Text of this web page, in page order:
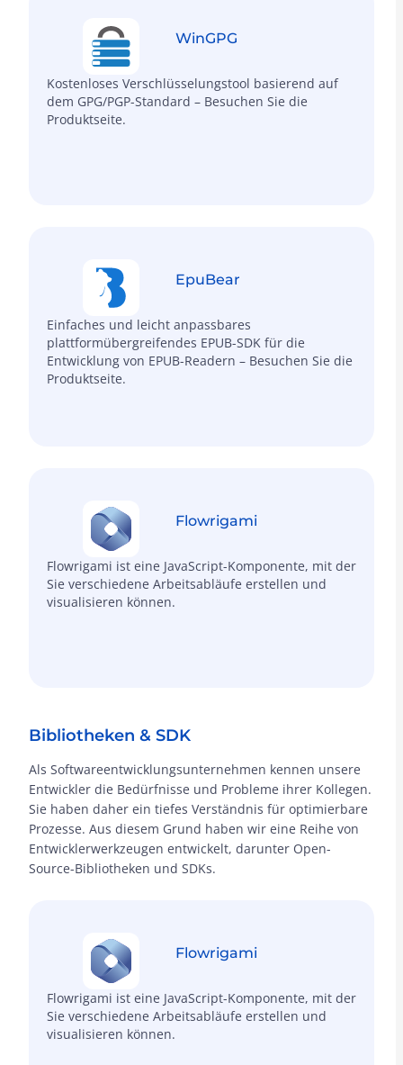
WinGPG
Kostenloses Verschlüsselungstool basierend auf
dem GPG/PGP-Standard – Besuchen Sie die
Produktseite.
EpuBear
Einfaches und leicht anpassbares
plattformübergreifendes EPUB-SDK für die
Entwicklung von EPUB-Readern – Besuchen Sie die
Produktseite.
Flowrigami
Flowrigami ist eine JavaScript-Komponente, mit der
Sie verschiedene Arbeitsabläufe erstellen und
visualisieren können.
Bibliotheken & SDK
Als Softwareentwicklungsunternehmen kennen unsere
Entwickler die Bedürfnisse und Probleme ihrer Kollegen.
Sie haben daher ein tiefes Verständnis für optimierbare
Prozesse. Aus diesem Grund haben wir eine Reihe von
Entwicklerwerkzeugen entwickelt, darunter Open-
Source-Bibliotheken und SDKs.
Flowrigami
Flowrigami ist eine JavaScript-Komponente, mit der
Sie verschiedene Arbeitsabläufe erstellen und
visualisieren können.